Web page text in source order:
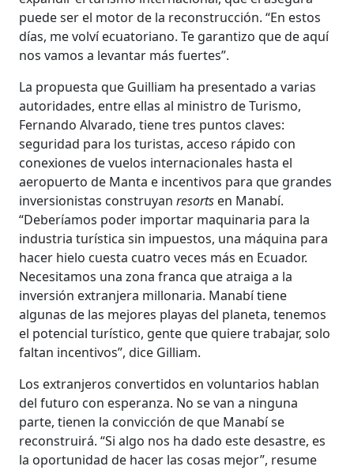
puede ser el motor de la reconstrucción. “En estos
días, me volví ecuatoriano. Te garantizo que de aquí
nos vamos a levantar más fuertes”.
La propuesta que Guilliam ha presentado a varias
autoridades, entre ellas al ministro de Turismo,
Fernando Alvarado, tiene tres puntos claves:
seguridad para los turistas, acceso rápido con
conexiones de vuelos internacionales hasta el
aeropuerto de Manta e incentivos para que grandes
inversionistas construyanresorts en Manabí.
“Deberíamos poder importar maquinaria para la
industria turística sin impuestos, una máquina para
hacer hielo cuesta cuatro veces más en Ecuador.
Necesitamos una zona franca que atraiga a la
inversión extranjera millonaria. Manabí tiene
algunas de las mejores playas del planeta, tenemos
el potencial turístico, gente que quiere trabajar, solo
faltan incentivos”, dice Gilliam.
Los extranjeros convertidos en voluntarios hablan
del futuro con esperanza. No se van a ninguna
parte, tienen la convicción de que Manabí se
reconstruirá. “Si algo nos ha dado este desastre, es
la oportunidad de hacer las cosas mejor”, resume